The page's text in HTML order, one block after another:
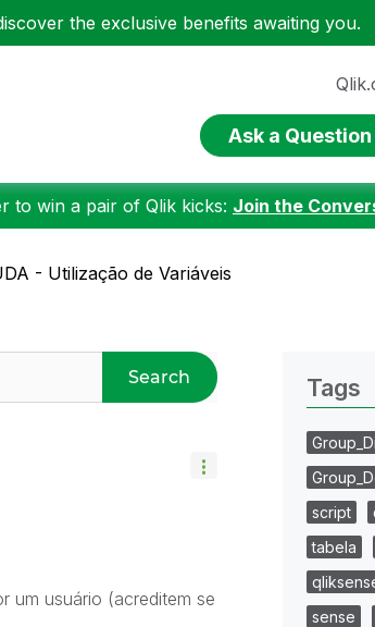
the exclusive benefits awaiting you.
Ask a Question
to win a pair of Qlik kicks: Join the
- Utilização de Variáveis
Search
um usuário (acreditem se
Tags
script
tabela
sense